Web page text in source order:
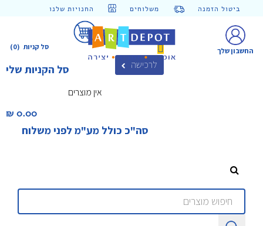
ביטול הזמנה משלוחים החנויות שלנו
(0) סל קניות
סל הקניות שלי לרכישה
אין מוצרים
0.00 ₪‎
סה"כ כולל מע"מ לפני משלוח
החשבון שלך